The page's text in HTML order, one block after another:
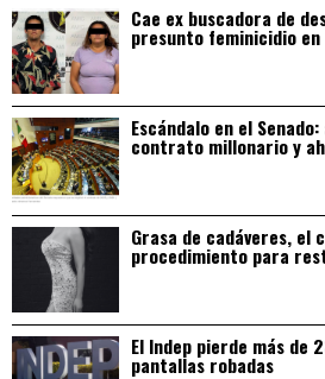
Cae ex buscadora de
presunto feminicidio en
Escándalo en el
contrato millonario y
Grasa de cadáveres,
procedimiento para
El Indep pierde más de
pantallas robadas